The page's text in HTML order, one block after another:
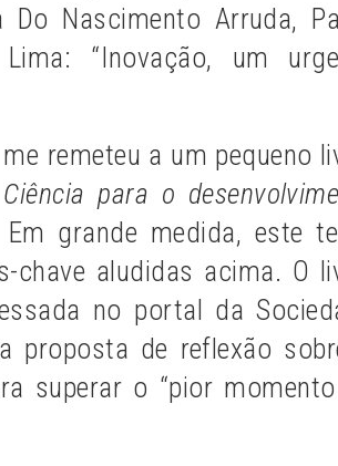
Nascimento Arruda,
“Inovação, um
remeteu a um pequeno
Ciência para o
Em grande medida, este
aludidas acima. O
no portal da
proposta de reflexão
superar o “pior